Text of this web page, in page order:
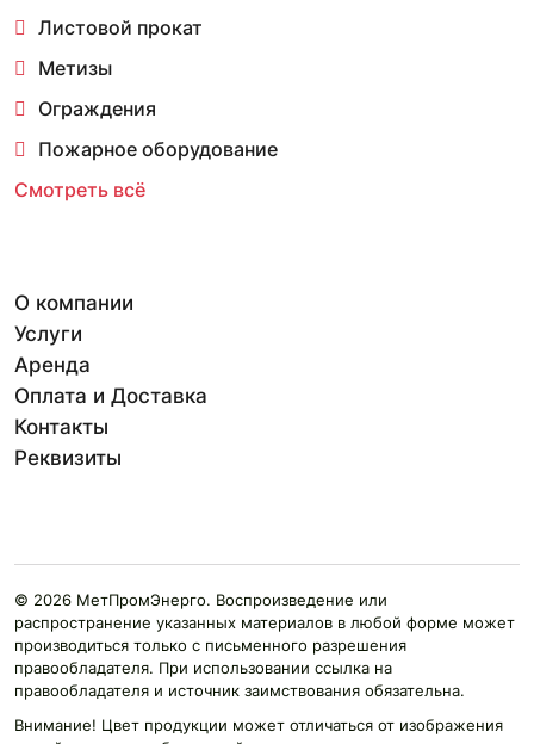
Листовой прокат
Метизы
Ограждения
Пожарное оборудование
Смотреть всё
О компании
Услуги
Аренда
Оплата и Доставка
Контакты
Реквизиты
© 2026 МетПромЭнерго. Воспроизведение или
распространение указанных материалов в любой форме может
производиться только с письменного разрешения
правообладателя. При использовании ссылка на
правообладателя и источник заимствования обязательна.
Внимание! Цвет продукции может отличаться от изображения